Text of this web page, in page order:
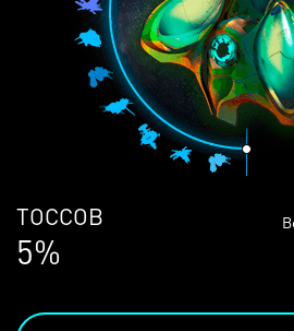
ЛЮДЕЙ
68%